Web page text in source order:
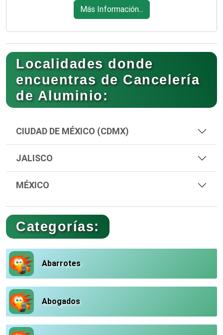
Más Información...
Localidades donde
encuentras de Cancelería
de Aluminio:
CIUDAD DE MÉXICO (CDMX)
JALISCO
MÉXICO
Categorías:
Abarrotes
Abogados